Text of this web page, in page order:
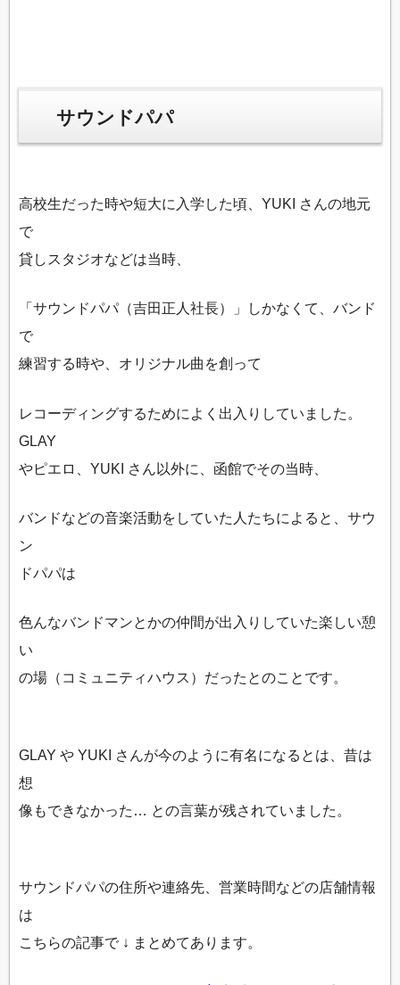
サウンドパパ
高校生だった時や短大に入学した頃、YUKI さんの地元
で
貸しスタジオなどは当時、
「サウンドパパ（吉田正人社長）」しかなくて、バンド
で
練習する時や、オリジナル曲を創って
レコーディングするためによく出入りしていました。
GLAY
やピエロ、YUKI さん以外に、函館でその当時、
バンドなどの音楽活動をしていた人たちによると、サウ
ン
ドパパは
色んなバンドマンとかの仲間が出入りしていた楽しい憩
い
の場（コミュニティハウス）だったとのことです。
GLAY や YUKI さんが今のように有名になるとは、昔は
想
像もできなかった… との言葉が残されていました。
サウンドパパの住所や連絡先、営業時間などの店舗情報
は
こちらの記事で ↓ まとめてあります。